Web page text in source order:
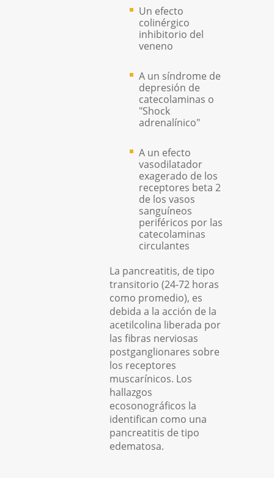
Un efecto
colinérgico
inhibitorio del
veneno
A un síndrome de
depresión de
catecolaminas o
"Shock
adrenalínico"
A un efecto
vasodilatador
exagerado de los
receptores beta 2
de los vasos
sanguíneos
periféricos por las
catecolaminas
circulantes
La pancreatitis, de tipo
transitorio (24-72 horas
como promedio), es
debida a la acción de la
acetilcolina liberada por
las fibras nerviosas
postganglionares sobre
los receptores
muscarínicos. Los
hallazgos
ecosonográficos la
identifican como una
pancreatitis de tipo
edematosa.